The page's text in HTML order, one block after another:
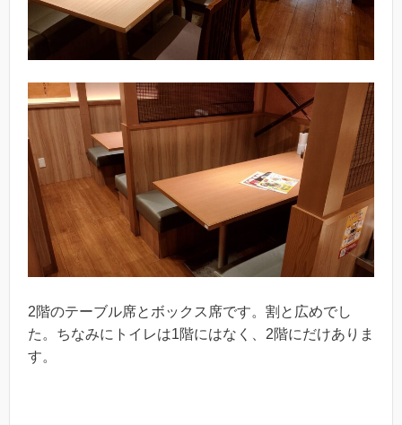
2階のテーブル席とボックス席です。割と広めでし
た。ちなみにトイレは1階にはなく、2階にだけありま
す。